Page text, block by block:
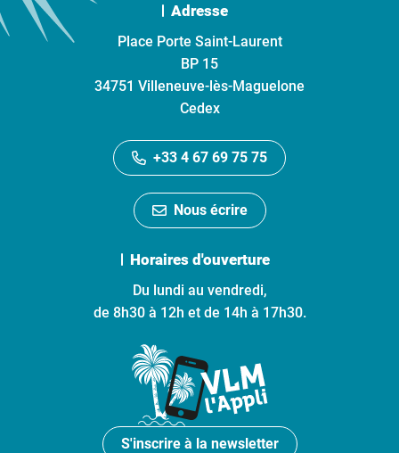
Adresse
Place Porte Saint-Laurent
BP 15
34751 Villeneuve-lès-Maguelone
Cedex
+33 4 67 69 75 75
Nous écrire
Horaires d'ouverture
Du lundi au vendredi,
de 8h30 à 12h et de 14h à 17h30.
S'inscrire à la newsletter